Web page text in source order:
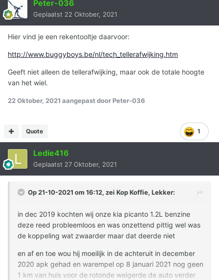
Peter-036
Geplaatst 22 Oktober, 2021
Hier vind je een rekentooltje daarvoor:
http://www.buggyboys.be/nl/tech_tellerafwijking.htm
Geeft niet alleen de tellerafwijking, maar ook de totale hoogte
van het wiel.
22 Oktober, 2021 aangepast door Peter-036
1
Quote
Ledie416
Geplaatst 27 Oktober, 2021
Op 21-10-2021 om 16:12, zei Kop Koffie, Lekker:
in dec 2019 kochten wij onze kia picanto 1.2L benzine
deze reed probleemloos en was onzettend pittig wel was
de koppeling wat zwaarder maar dat deerde niet
en af en toe wou hij moeilijk in de achteruit in december
2020 apk gehad en warempel op 8 januari 2021 nog geen
1 km van huis voor de rotonde weigerde de auto verder